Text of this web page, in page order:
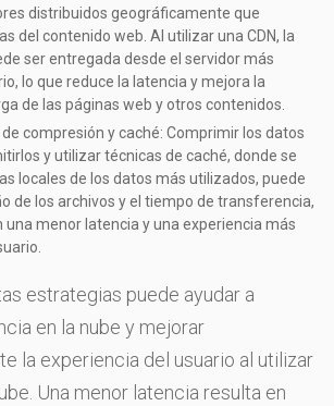
distribuidos geográficamente que
del contenido web. Al utilizar una CDN, la
ser entregada desde el servidor más
lo que reduce la latencia y mejora la
de las páginas web y otros contenidos.
compresión y caché: Comprimir los datos
y utilizar técnicas de caché, donde se
locales de los datos más utilizados, puede
de los archivos y el tiempo de transferencia,
una menor latencia y una experiencia más
estrategias puede ayudar a
en la nube y mejorar
la experiencia del usuario al utilizar
Una menor latencia resulta en